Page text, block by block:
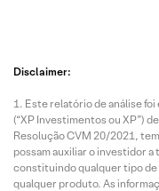
Disclaimer:
Este relatório de análise
(“XP Investimentos ou XP”)
Resolução CVM 20/2021,
possam auxiliar o investidor
constituindo qualquer tipo de
qualquer produto. As